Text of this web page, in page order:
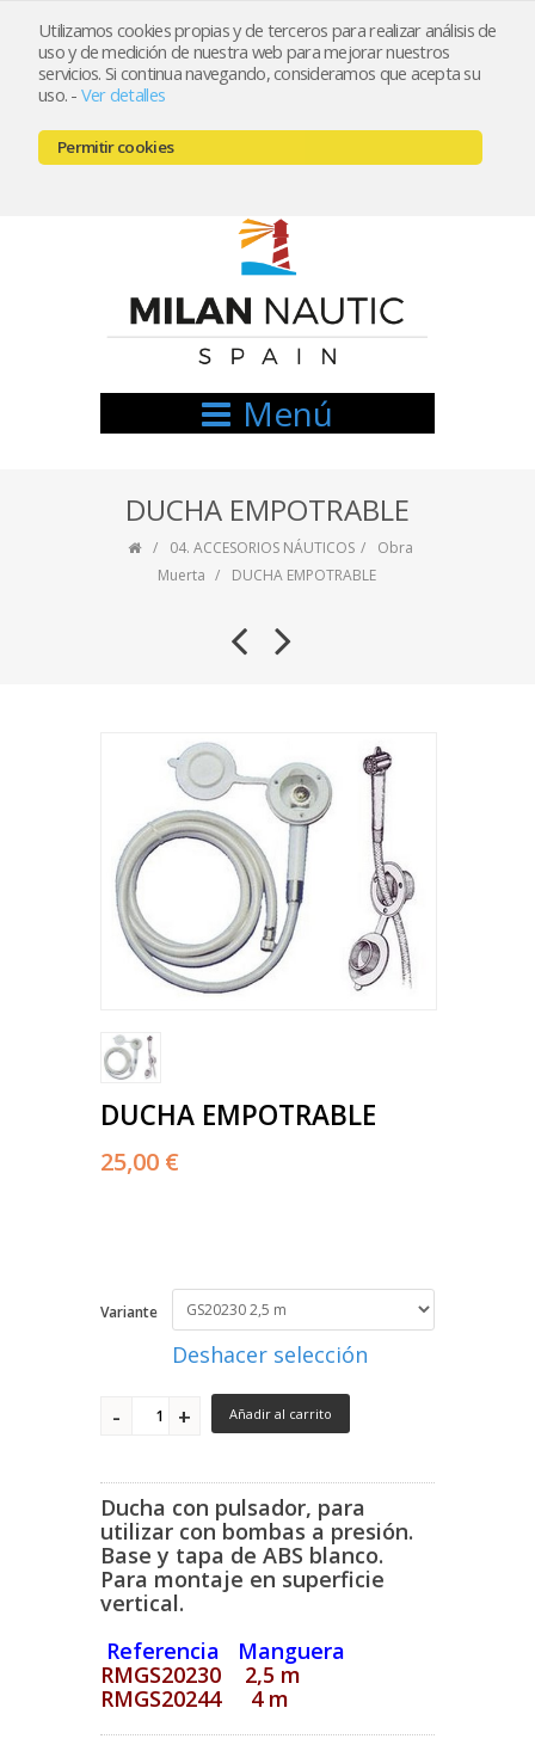
Utilizamos cookies propias y de terceros para realizar análisis de
uso y de medición de nuestra web para mejorar nuestros
servicios. Si continua navegando, consideramos que acepta su
uso. - Ver detalles
Permitir cookies
Registrarse Mi cuenta
666521122 // 654999333
Menú
DUCHA EMPOTRABLE
04. ACCESORIOS NÁUTICOS
Obra
Muerta
DUCHA EMPOTRABLE
DUCHA EMPOTRABLE
25,00 €
Variante
Deshacer selección
Añadir al carrito
Ducha con pulsador, para
utilizar con bombas a presión.
Base y tapa de ABS blanco.
Para montaje en superficie
vertical.
Referencia Manguera
RMGS20230 2,5 m
RMGS20244 4 m